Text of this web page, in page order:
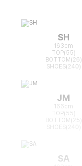
SH
163cm
TOP(55)
BOTTOM(26)
SHOES(240)
JM
166cm
TOP(55)
BOTTOM(25)
SA